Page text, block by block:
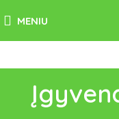
MENIU